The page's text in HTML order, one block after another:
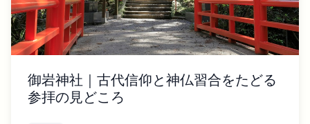
御岩神社｜古代信仰と神仏習合をたどる
参拝の見どころ